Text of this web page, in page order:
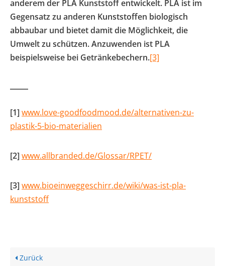
anderem der PLA Kunststoff entwickelt. PLA ist im
Gegensatz zu anderen Kunststoffen biologisch
abbaubar und bietet damit die Möglichkeit, die
Umwelt zu schützen. Anzuwenden ist PLA
beispielsweise bei Getränkebechern.[3]
[1] www.love-goodfoodmood.de/alternativen-zu-
plastik-5-bio-materialien
[2] www.allbranded.de/Glossar/RPET/
[3] www.bioeinweggeschirr.de/wiki/was-ist-pla-
kunststoff
Zurück